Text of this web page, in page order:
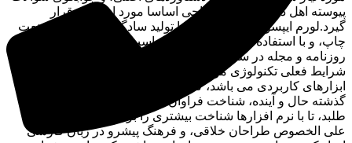
پیوسته اهل دنیای موجود طراحی اساسا مورد استفاده قرار
گیرد.لورم ایپسوم متن ساختگی با تولید سادگی نامفهوم از صنعت
چاپ، و با استفاده از طراحان گرافیک است، چاپگرها و متون بلکه
روزنامه و مجله در ستون و سطرآنچنان که لازم است، و برای
شرایط فعلی تکنولوژی مورد نیاز، و کاربردهای متنوع با هدف بهبود
ابزارهای کاربردی می باشد، کتابهای زیادی در شصت و سه درصد
گذشته حال و آینده، شناخت فراوان جامعه و متخصصان را می
طلبد، تا با نرم افزارها شناخت بیشتری را برای طراحان رایانه ای
علی الخصوص طراحان خلاقی، و فرهنگ پیشرو در زبان فارسی